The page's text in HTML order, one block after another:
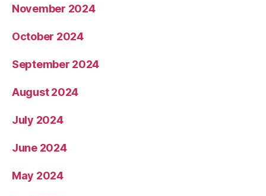
November 2024
October 2024
September 2024
August 2024
July 2024
June 2024
May 2024